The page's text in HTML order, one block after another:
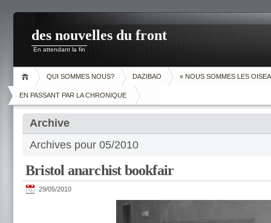
des nouvelles du front
En attendant la fin
QUI SOMMES NOUS? DAZIBAO « NOUS SOMMES LES
EN PASSANT PAR LA CHRONIQUE
Archive
Archives pour 05/2010
Bristol anarchist bookfair
29/05/2010